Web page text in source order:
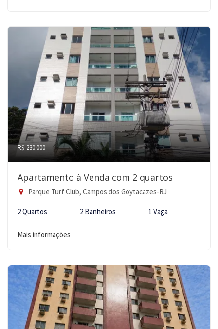
R$ 230.000
Apartamento à Venda com 2 quartos
Parque Turf Club, Campos dos Goytacazes-RJ
2 Quartos 2 Banheiros 1 Vaga
Mais informações